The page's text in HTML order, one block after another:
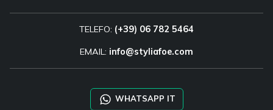
TELEFO: (+39) 06 782 5464
EMAIL: info@styliafoe.com
WHATSAPP IT